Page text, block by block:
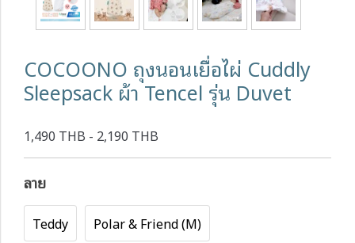
COCOONO ถุงนอนเยื่อไผ่ Cuddly
Sleepsack ผ้า Tencel รุ่น Duvet
1,490 THB - 2,190 THB
ลาย
Teddy Polar & Friend (M)